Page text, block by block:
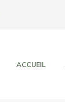
ACCUEIL